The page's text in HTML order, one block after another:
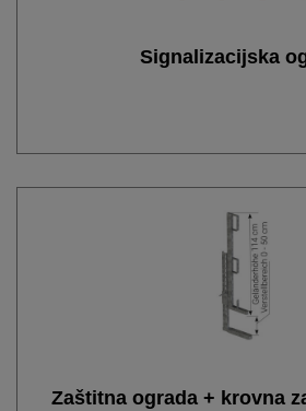
Signalizacijska
Zaštitna ograda + krovna